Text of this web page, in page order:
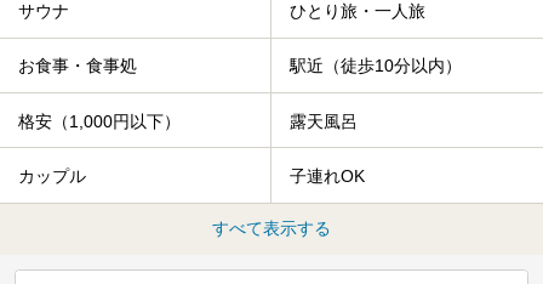
サウナ ひとり旅・一人旅
お食事・食事処 駅近（徒歩10分以内）
格安（1,000円以下） 露天風呂
カップル 子連れOK
すべて表示する